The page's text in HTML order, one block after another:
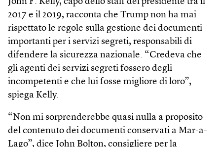
2017 e il 2019, racconta che Trump non ha mai
rispettato le regole sulla gestione dei documenti
importanti per i servizi segreti, responsabili di
difendere la sicurezza nazionale. “Credeva che
gli agenti dei servizi segreti fossero degli
incompetenti e che lui fosse migliore di loro”,
spiega Kelly.
“Non mi sorprenderebbe quasi nulla a proposito
del contenuto dei documenti conservati a Mar-a-
Lago”, dice John Bolton, consigliere per la